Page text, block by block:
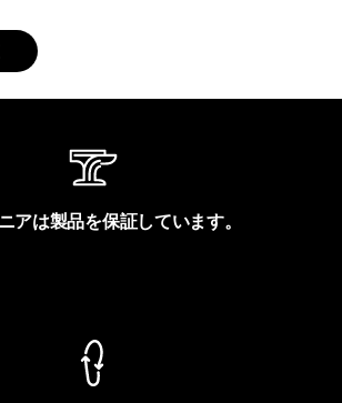
アは製品を保証しています。